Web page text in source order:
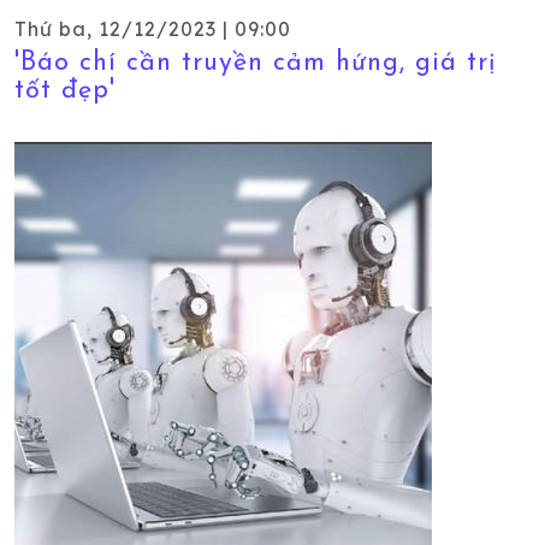
Thứ ba, 12/12/2023 | 09:00
'Báo chí cần truyền cảm hứng, giá trị
tốt đẹp'